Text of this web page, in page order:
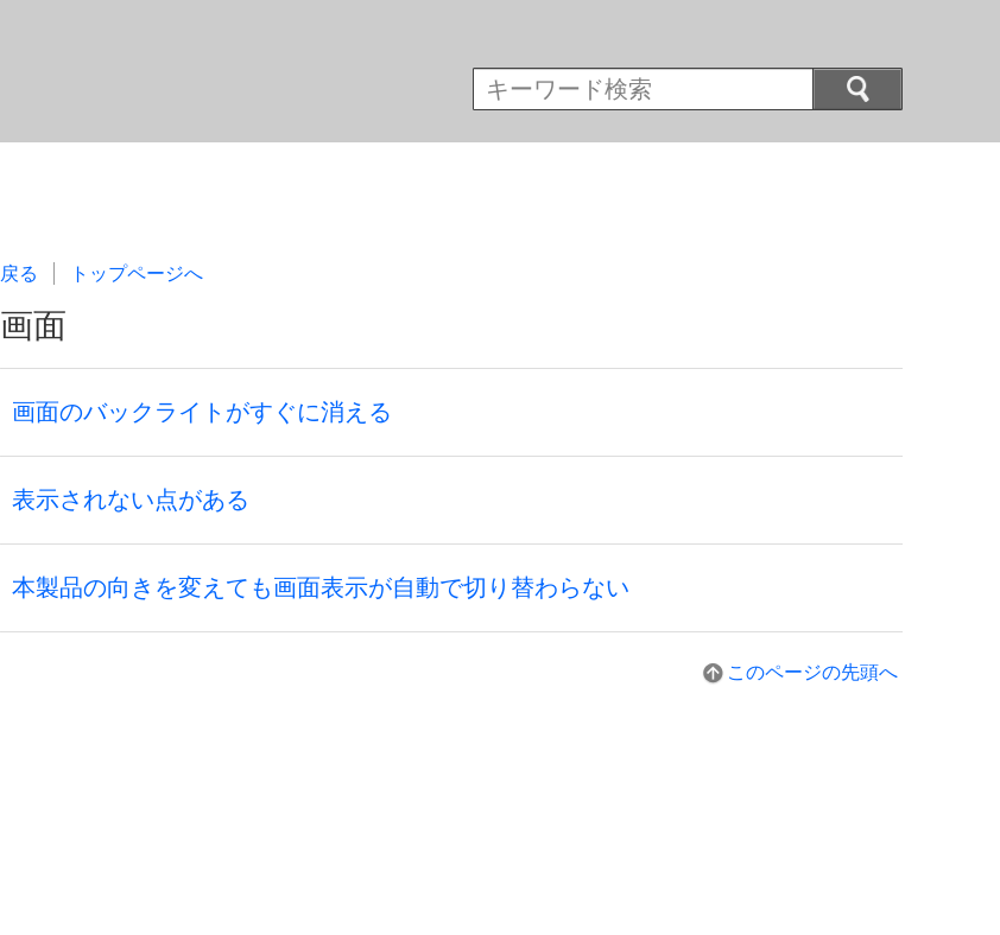
戻る トップページへ
画面
画面のバックライトがすぐに消える
表示されない点がある
本製品の向きを変えても画面表示が自動で切り替わらない
このページの先頭へ